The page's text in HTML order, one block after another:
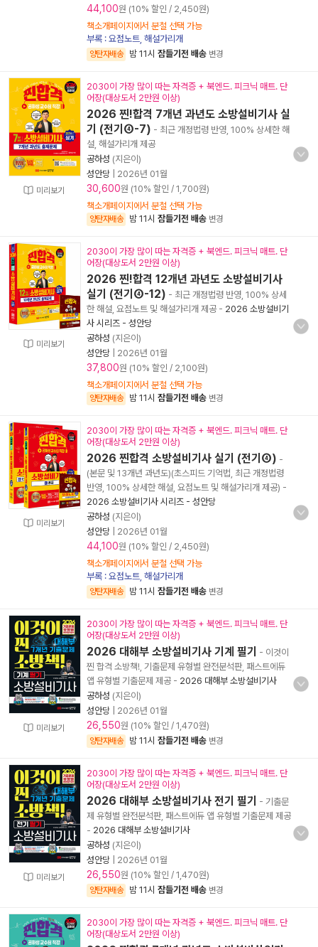
44,100원 (10% 할인 / 2,450원)
책소개페이지에서 분철 선택 가능
부록 : 요점노트, 해설가리개
양탄자배송 밤 11시 잠들기전 배송 변경
미리보기
2030이 가장 많이 따는 자격증 + 북엔드. 피크닉 매트. 단
어장(대상도서 2만원 이상)
2026 찐!합격 7개년 과년도 소방설비기사 실
기 (전기④-7) - 최근 개정법령 반영, 100% 상세한 해
설, 해설가리개 제공
공하성 (지은이)
성안당
2026년 01월
30,600원 (10% 할인 / 1,700원)
책소개페이지에서 분철 선택 가능
양탄자배송 밤 11시 잠들기전 배송 변경
미리보기
2030이 가장 많이 따는 자격증 + 북엔드. 피크닉 매트. 단
어장(대상도서 2만원 이상)
2026 찐!합격 12개년 과년도 소방설비기사
실기 (전기④-12) - 최근 개정법령 반영, 100% 상세
한 해설, 요점노트 및 해설가리개 제공 - 2026 소방설비기
사 시리즈 - 성안당
공하성 (지은이)
성안당
2026년 01월
37,800원 (10% 할인 / 2,100원)
책소개페이지에서 분철 선택 가능
양탄자배송 밤 11시 잠들기전 배송 변경
미리보기
2030이 가장 많이 따는 자격증 + 북엔드. 피크닉 매트. 단
어장(대상도서 2만원 이상)
2026 찐합격 소방설비기사 실기 (전기④) -
(본문 및 13개년 과년도)(초스피드 기억법, 최근 개정법령
반영, 100% 상세한 해설, 요점노트 및 해설가리개 제공) -
2026 소방설비기사 시리즈 - 성안당
공하성 (지은이)
성안당
2026년 01월
44,100원 (10% 할인 / 2,450원)
책소개페이지에서 분철 선택 가능
부록 : 요점노트, 해설가리개
양탄자배송 밤 11시 잠들기전 배송 변경
미리보기
2030이 가장 많이 따는 자격증 + 북엔드. 피크닉 매트. 단
어장(대상도서 2만원 이상)
2026 대해부 소방설비기사 기계 필기
- 이것이
찐 합격 소방책!, 기출문제 유형별 완전분석판, 패스트에듀
앱 유형별 기출문제 제공 - 2026 대해부 소방설비기사
공하성 (지은이)
성안당
2026년 01월
26,550원 (10% 할인 / 1,470원)
양탄자배송 밤 11시 잠들기전 배송 변경
미리보기
2030이 가장 많이 따는 자격증 + 북엔드. 피크닉 매트. 단
어장(대상도서 2만원 이상)
2026 대해부 소방설비기사 전기 필기
- 기출문
제 유형별 완전분석판, 패스트에듀 앱 유형별 기출문제 제공
- 2026 대해부 소방설비기사
공하성 (지은이)
성안당
2026년 01월
26,550원 (10% 할인 / 1,470원)
양탄자배송 밤 11시 잠들기전 배송 변경
2030이 가장 많이 따는 자격증 + 북엔드. 피크닉 매트. 단
어장(대상도서 2만원 이상)